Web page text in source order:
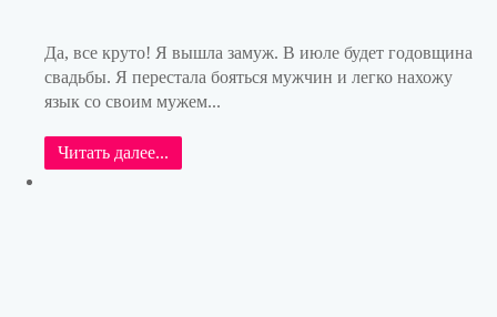
Да, все круто! Я вышла замуж. В июле будет годовщина
свадьбы. Я перестала бояться мужчин и легко нахожу
язык со своим мужем...
Читать далее...